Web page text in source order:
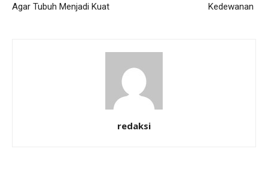
Agar Tubuh Menjadi Kuat
Kedewanan
redaksi